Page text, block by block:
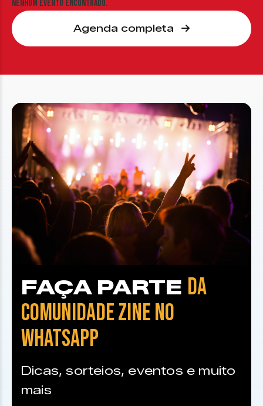
Nenhum evento encontrado.
Agenda completa
FAÇA PARTE DA
COMUNIDADE ZINE NO
WHATSAPP
Dicas, sorteios, eventos e muito
mais